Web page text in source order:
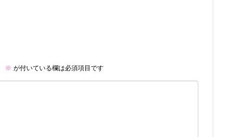
※ が付いている欄は必須項目です